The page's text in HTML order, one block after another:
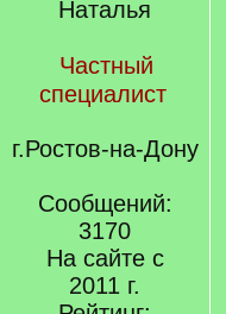
Частный
специалист
г.Ростов-на-Дону
Сообщений:
3170
На сайте с
2011 г.